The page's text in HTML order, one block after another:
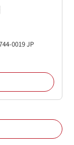
0019JP